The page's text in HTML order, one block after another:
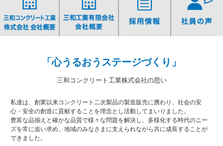
「心うるおうステージづくり」
三和コンクリート工業株式会社の思い
私達は、創業以来コンクリート二次製品の製造販売に携わり、社会の安
心・安全の創造に貢献することを理念とし活動してまいりました。
豊富な品揃えと確かな品質で様々な問題を解決し、多様化する時代のニー
ズを常に追い求め、地域のみなさまに支えられながら共に成長することが
できました。